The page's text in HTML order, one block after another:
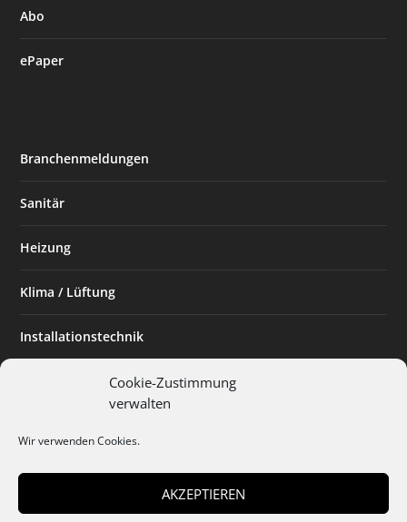
Cookie-Zustimmung
verwalten
Wir verwenden Cookies.
AKZEPTIEREN
Abo
ePaper
Branchenmeldungen
Sanitär
Heizung
Klima / Lüftung
Installationstechnik
Planen & Bauen
Installateur des Monats